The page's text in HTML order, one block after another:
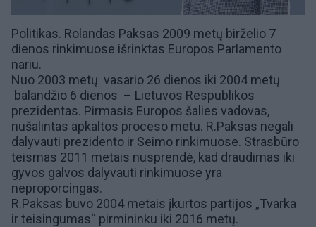
Politikas. Rolandas Paksas 2009 metų birželio 7
dienos rinkimuose išrinktas Europos Parlamento
nariu.
Nuo 2003 metų vasario 26 dienos iki 2004 metų
balandžio 6 dienos – Lietuvos Respublikos
prezidentas. Pirmasis Europos šalies vadovas,
nušalintas apkaltos proceso metu. R.Paksas negali
dalyvauti prezidento ir Seimo rinkimuose. Strasbūro
teismas 2011 metais nusprendė, kad draudimas iki
gyvos galvos dalyvauti rinkimuose yra
neproporcingas.
R.Paksas buvo 2004 metais įkurtos partijos „Tvarka
ir teisingumas“ pirmininku iki 2016 metų.